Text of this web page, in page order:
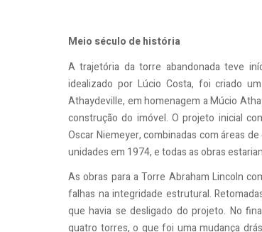
Meio século de história
A trajetória da torre abandonada teve
idealizado por Lúcio Costa, foi criado
Athaydeville, em homenagem a Múcio
construção do imóvel. O projeto inicial
Oscar Niemeyer, combinadas com áreas
unidades em 1974, e todas as obras
As obras para a Torre Abraham Lincoln
falhas na integridade estrutural.
que havia se desligado do projeto. No
quatro torres, o que foi uma mudança